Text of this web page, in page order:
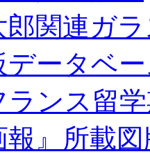
郎関連ガ
データベ
ランス留
報』所載